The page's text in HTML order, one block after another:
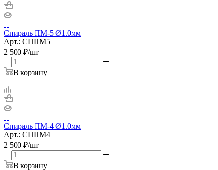
Спираль ПМ-5 Ø1.0мм
Арт.: СППМ5
2 500 ₽/шт
В корзину
Спираль ПМ-4 Ø1.0мм
Арт.: СППМ4
2 500 ₽/шт
В корзину